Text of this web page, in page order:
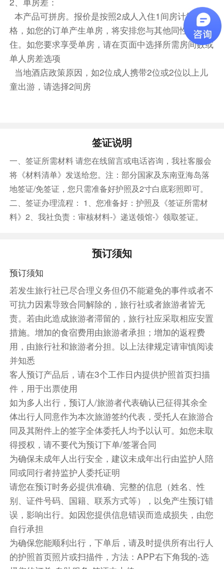
住宿
诺富特悉尼达令广场酒店 或 悉尼帕兹角洲际假日酒
店 或 雅诗阁悉尼中央酒店 或 悉尼市中心诺富特酒店
第3天
酒店早餐
【含讲解-歌剧院参观中文讲解30分钟】
参观禁止公众进入的区域，并从非凡的有利位置拍
照。探索每年举办 1600 多场音乐会、歌剧、戏剧
和芭蕾舞的剧院。让我们的导游带您踏上一生难忘
的旅程，并告诉您有关宏伟的悉尼歌剧院所需了解
的一切。
【赠送蓝山缆车】：
看三姐妹岩、蓝山的广大森林和峡谷美景的好选
择。总长545公尺的旅途缓缓带您进入山谷体验蓝
★【Skyway 高空透明缆车】以透明强化玻璃为地
板的高空缆车在观景台山崖上与雨林上空穿梭而过
高空缆车悬置于270公尺高的古老雨林之上，站在
透明地板的车厢内，你可以看到脚下的雨林、瀑布
以及蓝山壮丽的景色，360度全方位的观景体验，
卡通巴瀑布、三姐妹岩尽收眼底。下车后来到高空
缆车东站的了望台，可以看到茂密的森林以及回音
谷。
★【Railway 绞链车】安排您搭乘蓝山的特殊交通
工具，十九世纪开采煤矿时的绞链车为灵感设计改
装而成，红色的车厢配以全景天窗，以顷斜52度
的斜角滑入杰美逊峡谷，让您尽览雨林地貌和蓝山
美景。乘坐后到达底层站台并游览雨林栈道，漫步
于2.4公里长的古老侏罗纪雨林中。
(若因天气或机械保养等因素，将调整为选择性搭
乘，无费用可退)
【请注意】：2025年10/11、10/18、10/25、
11/1、11/8出发班期：10月13日至10月18日期
间，蓝山Cableway 丛林缆车定期维护关闭，于
10月18日重新开放；10月20日至11月15日期间
蓝山Railway绞链车定期维护关闭，于11月15日
本产品可拼房。报价是按照2成人入住1间房计算的价
格，如您的订单产生单房，将安排您与其他同性拼房入
住。如您要求享受单房，请在页面中选择所需房间数或
单人房差选项
当地酒店政策原因，如2位成人携带2位或2位以上儿
童出游，请选择2间房
签证说明
一、签证所需材料 请您在线留言或电话咨询，我社客服会
将《材料清单》发送给您。注：部分国家及东南亚海岛落
地签证/免签证，您只需准备好护照及2寸白底彩照即可。
二、签证办理流程： 1、您准备好：护照及《签证所需材
料》2、我社负责：审核材料-》递送领馆-》领取签证。
预订须知
预订须知
若发生旅行社已尽合理义务但仍不能避免的事件或者不
可抗力因素导致合同解除的，旅行社或者旅游者皆无
责。若由此造成旅游者滞留的，旅行社应采取相应安置
措施。增加的食宿费用由旅游者承担；增加的返程费
用，由旅行社和旅游者分担。以上法律规定请审慎阅读
并知悉
客人预订产品后，请在3个工作日内提供护照首页扫描
件，用于出票使用
如为多人出行，预订人/旅游者代表确认已征得其余全
体出行人同意作为本次旅游签约代表，受托人在旅游合
同及其附件上的签字全体委托人均予以认可。如您未取
得授权，请不要代为预订下单/签署合同
为确保未成年人出行安全，建议未成年出行由监护人陪
同或同行者持监护人委托证明
请您在预订时务必提供准确、完整的信息（姓名、性
别、证件号码、国籍、联系方式等），以免产生预订错
误，影响出行。如因您提供信息错误而造成损失，由您
自行承担
为确保您能顺利出行，下单后，请及时提供所有出行人
的护照首页照片或扫描件，方法：APP右下角我的-选